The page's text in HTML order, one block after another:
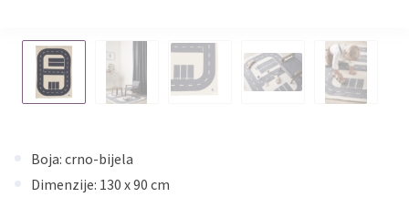
Boja: crno-bijela
Dimenzije: 130 x 90 cm